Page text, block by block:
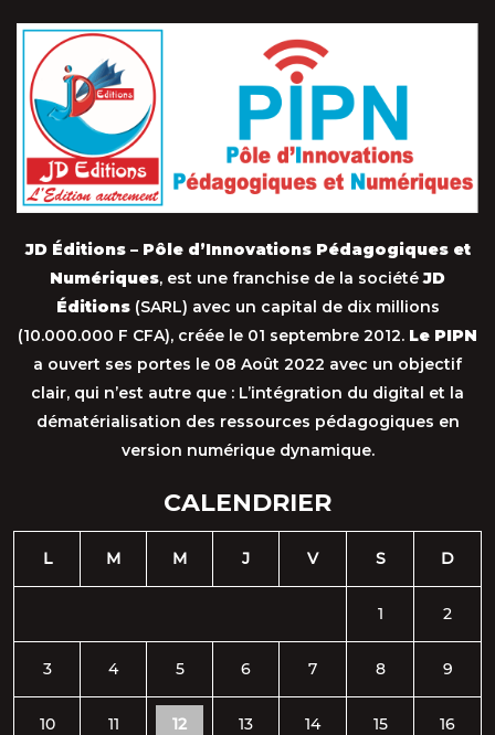
JD Éditions – Pôle d’Innovations Pédagogiques et
Numériques, est une franchise de la sociétéJD
Éditions(SARL) avec un capital de dix millions
(10.000.000 F CFA), créée le 01 septembre 2012. Le PIPN
a ouvert ses portes le 08 Août 2022 avec un objectif
clair, qui n’est autre que : L’intégration du digital et la
dématérialisation des ressources pédagogiques en
version numérique dynamique.
CALENDRIER
L M M J V S D
1 2
3 4 5 6 7 8 9
10 11 12 13 14 15 16